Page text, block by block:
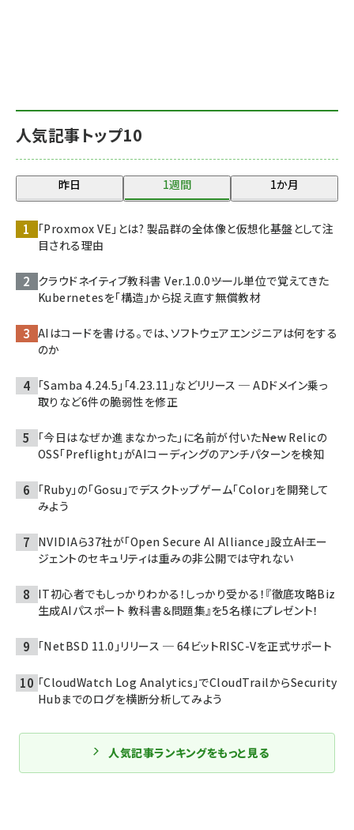
人気記事トップ10
昨日 1週間 1か月
「Proxmox VE」とは? 製品群の全体像と仮想化基盤として注
目される理由
クラウドネイティブ教科書 Ver.1.0.0――ツール単位で覚えてきた
Kubernetesを「構造」から捉え直す無償教材
AIはコードを書ける。では、ソフトウェアエンジニアは何をする
のか
「Samba 4.24.5」「4.23.11」などリリース ─ ADドメイン乗っ
取りなど6件の脆弱性を修正
「今日はなぜか進まなかった」に名前が付いた――New Relicの
OSS「Preflight」がAIコーディングのアンチパターンを検知
「Ruby」の「Gosu」でデスクトップゲーム「Color」を開発して
みよう
NVIDIAら37社が「Open Secure AI Alliance」設立――AIエー
ジェントのセキュリティは重みの非公開では守れない
IT初心者でもしっかりわかる！しっかり受かる！『徹底攻略Biz
生成AIパスポート 教科書＆問題集』を5名様にプレゼント！
「NetBSD 11.0」リリース ─ 64ビットRISC-Vを正式サポート
「CloudWatch Log Analytics」でCloudTrailからSecurity
Hubまでのログを横断分析してみよう
人気記事ランキングをもっと見る